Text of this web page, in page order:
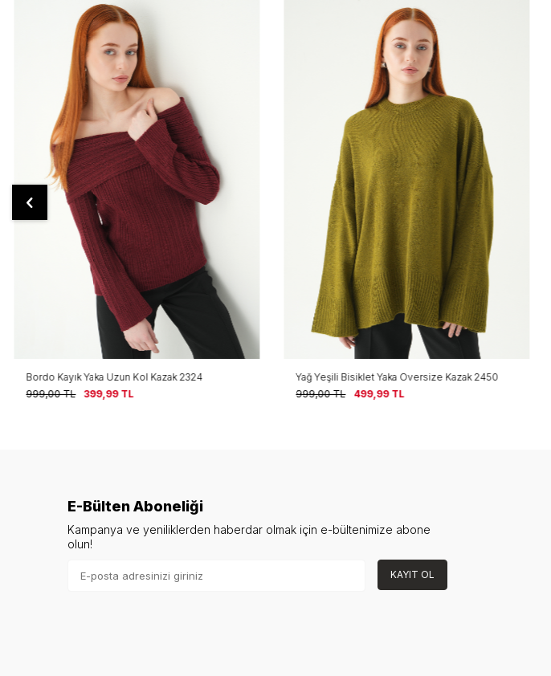
Bordo Kayık Yaka Uzun Kol Kazak 2324
999,00TL 399,99TL
Yağ Yeşili Bisiklet Yaka Oversize Kazak 2450
999,00TL 499,99TL
E-Bülten Aboneliği
Kampanya ve yeniliklerden haberdar olmak için e-bültenimize abone
olun!
KAYIT OL